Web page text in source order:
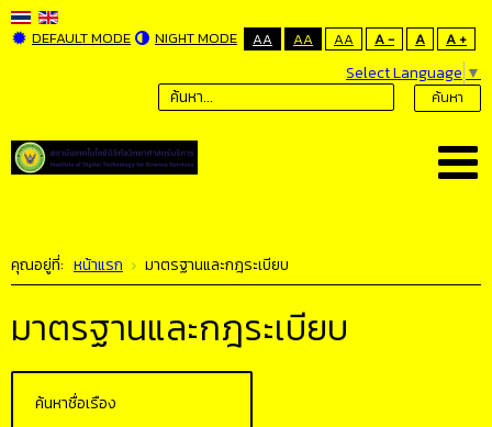
DEFAULT MODE NIGHT MODE AA AA AA A - A A +
Select Language ▼
ค้นหา
คุณอยู่ที่: หน้าแรก มาตรฐานและกฎระเบียบ
มาตรฐานและกฎระเบียบ